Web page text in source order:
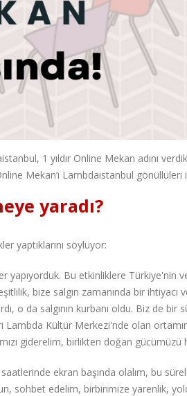
1 yıldır Online Mekan adını
Mekan’ı Lambdaistanbul gönüllüleri
yaradı?
yaptıklarını söylüyor:
yapıyorduk. Bu etkinliklere Türkiye'nin
bize salgın zamanında bir ihtiyacı
o da salgının kurbanı oldu. Biz de bir
Kültür Merkezi'nde olan
giderelim, birlikten doğan
ekran başında olalım, bu
sohbet edelim, birbirimize yarenlik,